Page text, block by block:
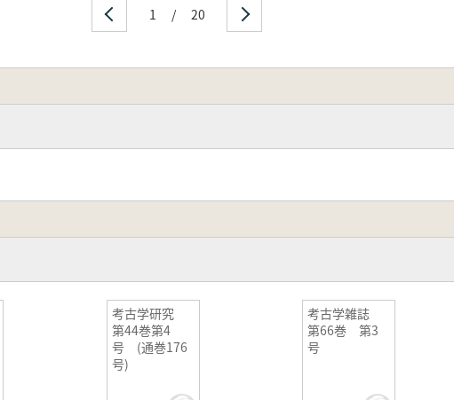
1 / 20
考古学研究
第44巻第4
号 (通巻176
号)
考古学雑誌
第66巻 第3
号